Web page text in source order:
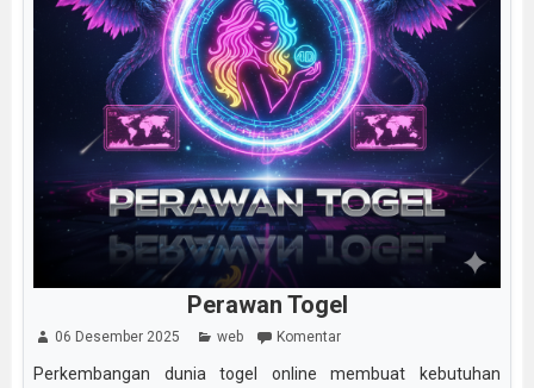
Perawan Togel
06 Desember 2025 web Komentar
Perkembangan dunia togel online membuat kebutuhan